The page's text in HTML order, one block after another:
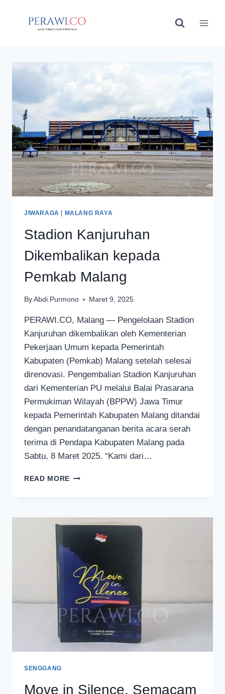
JIWARAGA | MALANG RAYA
Stadion Kanjuruhan
Dikembalikan kepada
Pemkab Malang
By Abdi Purmono Maret 9, 2025
PERAWI.CO, Malang — Pengelolaan Stadion
Kanjuruhan dikembalikan oleh Kementerian
Pekerjaan Umum kepada Pemerintah
Kabupaten (Pemkab) Malang setelah selesai
direnovasi. Pengembalian Stadion Kanjuruhan
dari Kementerian PU melalui Balai Prasarana
Permukiman Wilayah (BPPW) Jawa Timur
kepada Pemerintah Kabupaten Malang ditandai
dengan penandatanganan berita acara serah
terima di Pendapa Kabupaten Malang pada
Sabtu, 8 Maret 2025. “Kami dari…
READ MORE STADION
PEMKAB
SENGGANG
Move in Silence, Semacam